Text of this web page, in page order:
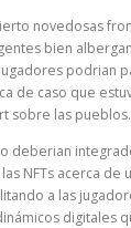
novedosas
bien
podrian
de caso que
sobre las pueblos.
deberian
NFTs acerca de
a las
digitales